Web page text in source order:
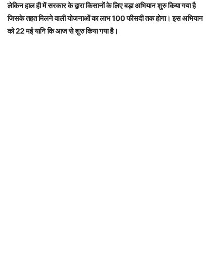
लेकिन हाल ही में सरकार के द्वारा किसानों के लिए बड़ा अभियान शुरु किया गया है
जिसके तहत मिलने वाली योजनाओं का लाभ 100 फीसदी तक होगा। इस अभियान
को 22 मई यानि कि आज से शुरु किया गया है।